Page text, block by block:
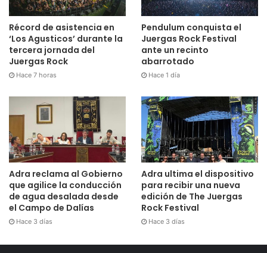
Récord de asistencia en
‘Los Agusticos’ durante la
tercera jornada del
Juergas Rock
Hace 7 horas
Pendulum conquista el
Juergas Rock Festival
ante un recinto
abarrotado
Hace 1 día
Adra reclama al Gobierno
que agilice la conducción
de agua desalada desde
el Campo de Dalías
Hace 3 días
Adra ultima el dispositivo
para recibir una nueva
edición de The Juergas
Rock Festival
Hace 3 días